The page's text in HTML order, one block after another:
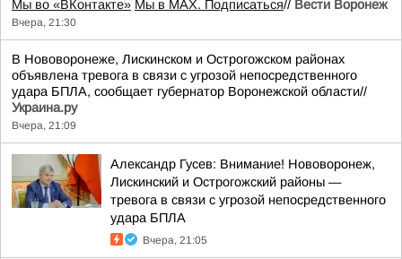
Мы во «ВКонтакте» Мы в MAX. Подписаться// Вести Воронеж
Вчера, 21:30
В Нововоронеже, Лискинском и Острогожском районах
объявлена тревога в связи с угрозой непосредственного
удара БПЛА, сообщает губернатор Воронежской области//
Украина.ру
Вчера, 21:09
Александр Гусев: Внимание! Нововоронеж,
Лискинский и Острогожский районы —
тревога в связи с угрозой непосредственного
удара БПЛА
Вчера, 21:05